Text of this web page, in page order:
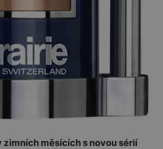
zimních měsících s novou sérií